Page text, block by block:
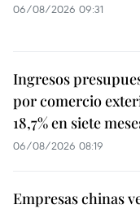
06/08/2026 09:31
Ingresos
por comercio
18,7% en siete
06/08/2026 08:19
Empresas chinas